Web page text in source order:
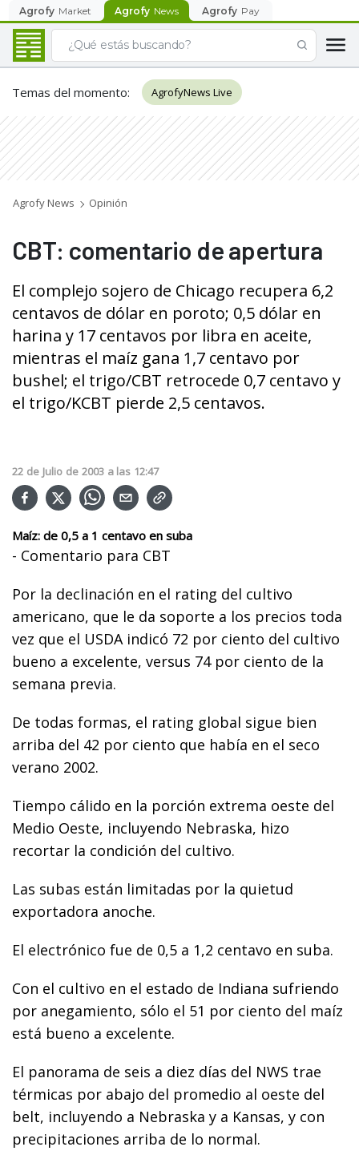
Agrofy Market Agrofy News Agrofy Pay
Temas del momento: AgrofyNews Live
Agrofy News Opinión
CBT: comentario de apertura
El complejo sojero de Chicago recupera 6,2
centavos de dólar en poroto; 0,5 dólar en
harina y 17 centavos por libra en aceite,
mientras el maíz gana 1,7 centavo por
bushel; el trigo/CBT retrocede 0,7 centavo y
el trigo/KCBT pierde 2,5 centavos.
22 de Julio de 2003 a las 12:47
Maíz: de 0,5 a 1 centavo en suba
- Comentario para CBT
Por la declinación en el rating del cultivo
americano, que le da soporte a los precios toda
vez que el USDA indicó 72 por ciento del cultivo
bueno a excelente, versus 74 por ciento de la
semana previa.
De todas formas, el rating global sigue bien
arriba del 42 por ciento que había en el seco
verano 2002.
Tiempo cálido en la porción extrema oeste del
Medio Oeste, incluyendo Nebraska, hizo
recortar la condición del cultivo.
Las subas están limitadas por la quietud
exportadora anoche.
El electrónico fue de 0,5 a 1,2 centavo en suba.
Con el cultivo en el estado de Indiana sufriendo
por anegamiento, sólo el 51 por ciento del maíz
está bueno a excelente.
El panorama de seis a diez días del NWS trae
térmicas por abajo del promedio al oeste del
belt, incluyendo a Nebraska y a Kansas, y con
precipitaciones arriba de lo normal.